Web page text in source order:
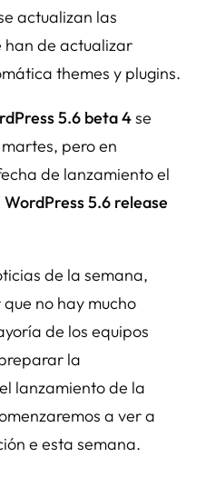
actualizan las
han de actualizar
themes y plugins.
5.6 beta 4se
pero en
de lanzamiento el
WordPress 5.6 release
de la semana,
no hay mucho
de los equipos
la
lanzamiento de la
a ver a
e esta semana.